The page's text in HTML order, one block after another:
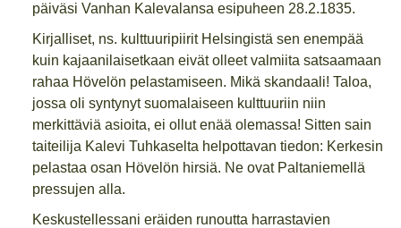
päiväsi Vanhan Kalevalansa esipuheen 28.2.1835.
Kirjalliset, ns. kulttuuripiirit Helsingistä sen enempää
kuin kajaanilaisetkaan eivät olleet valmiita satsaamaan
rahaa Hövelön pelastamiseen. Mikä skandaali! Taloa,
jossa oli syntynyt suomalaiseen kulttuuriin niin
merkittäviä asioita, ei ollut enää olemassa! Sitten sain
taiteilija Kalevi Tuhkaselta helpottavan tiedon: Kerkesin
pelastaa osan Hövelön hirsiä. Ne ovat Paltaniemellä
pressujen alla.
Keskustellessani eräiden runoutta harrastavien